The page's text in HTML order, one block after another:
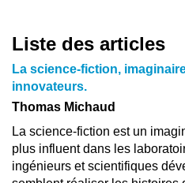
Liste des articles
La science-fiction,
innovateurs.
Thomas Michaud
La science-fiction est un
plus influent dans les
ingénieurs et scientifiques